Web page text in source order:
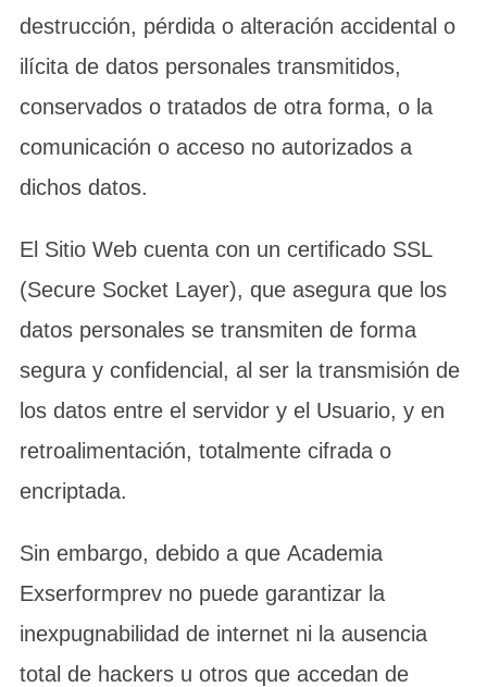
destrucción, pérdida o alteración accidental o
ilícita de datos personales transmitidos,
conservados o tratados de otra forma, o la
comunicación o acceso no autorizados a
dichos datos.
El Sitio Web cuenta con un certificado SSL
(Secure Socket Layer), que asegura que los
datos personales se transmiten de forma
segura y confidencial, al ser la transmisión de
los datos entre el servidor y el Usuario, y en
retroalimentación, totalmente cifrada o
encriptada.
Sin embargo, debido a que Academia
Exserformprev no puede garantizar la
inexpugnabilidad de internet ni la ausencia
total de hackers u otros que accedan de